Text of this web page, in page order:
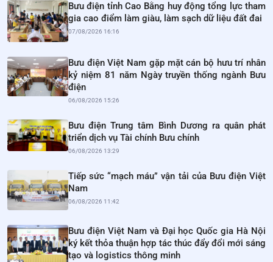
Bưu điện tỉnh Cao Bằng huy động tổng lực tham
gia cao điểm làm giàu, làm sạch dữ liệu đất đai
07/08/2026 16:16
Bưu điện Việt Nam gặp mặt cán bộ hưu trí nhân
kỷ niệm 81 năm Ngày truyền thống ngành Bưu
điện
06/08/2026 15:26
Bưu điện Trung tâm Bình Dương ra quân phát
triển dịch vụ Tài chính Bưu chính
06/08/2026 13:29
Tiếp sức “mạch máu” vận tải của Bưu điện Việt
Nam
06/08/2026 11:42
Bưu điện Việt Nam và Đại học Quốc gia Hà Nội
ký kết thỏa thuận hợp tác thúc đẩy đổi mới sáng
tạo và logistics thông minh